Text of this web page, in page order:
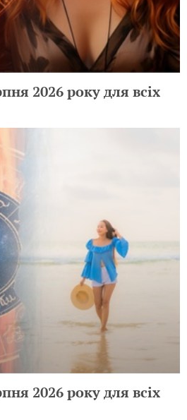
2026 року для всіх
2026 року для всіх